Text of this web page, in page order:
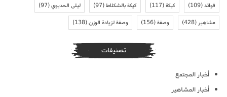
فوائد(109) كيكة(117) كيكة بالشكلاط(97) ليلى الحديوي(97)
مشاهير(428) وصفة(156) وصفة لزيادة الوزن(138)
تصنيفات
أخبار المجتمع
أخبار المشاهير